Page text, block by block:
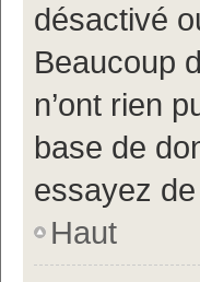
désactivé
Beaucoup
n’ont rien
base de
essayez
Haut